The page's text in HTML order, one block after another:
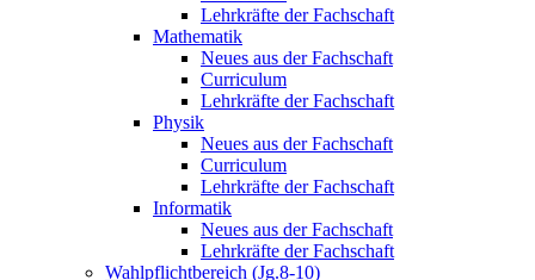
Lehrkräfte der Fachschaft
Mathematik
Neues aus der Fachschaft
Curriculum
Lehrkräfte der Fachschaft
Physik
Neues aus der Fachschaft
Curriculum
Lehrkräfte der Fachschaft
Informatik
Neues aus der Fachschaft
Lehrkräfte der Fachschaft
Wahlpflichtbereich (Jg.8-10)